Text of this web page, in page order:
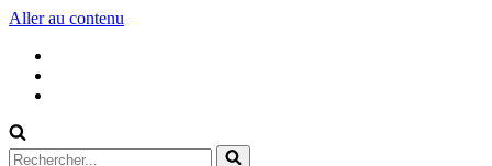
Aller au contenu
Rechercher...